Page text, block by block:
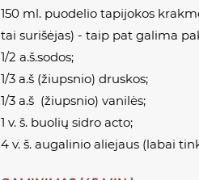
150 ml. puodelio tapijokos
tai surišėjas) - taip pat galima
1/2 a.š.sodos;
1/3 a.š (žiupsnio) druskos;
1/3 a.š (žiupsnio) vanilės;
1 v. š. buolių sidro acto;
4 v. š. augalinio aliejaus (labai